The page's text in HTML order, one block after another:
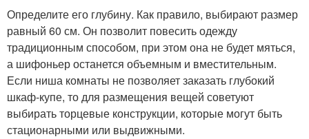
Определите его глубину. Как правило, выбирают размер
равный 60 см. Он позволит повесить одежду
традиционным способом, при этом она не будет мяться,
а шифоньер останется объемным и вместительным.
Если ниша комнаты не позволяет заказать глубокий
шкаф-купе, то для размещения вещей советуют
выбирать торцевые конструкции, которые могут быть
стационарными или выдвижными.